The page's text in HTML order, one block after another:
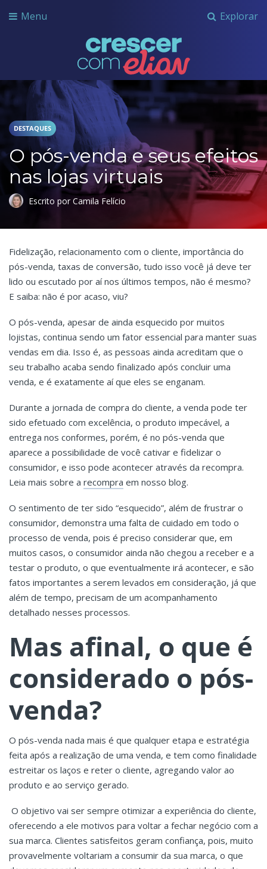
Explorar
Menu
Crescer com Grupo Elian
DESTAQUES
O pós-venda e seus efeitos
nas lojas virtuais
Escrito por Camila Felício
Fidelização, relacionamento com o cliente, importância do
pós-venda, taxas de conversão, tudo isso você já deve ter
lido ou escutado por aí nos últimos tempos, não é mesmo?
E saiba: não é por acaso, viu?
O pós-venda, apesar de ainda esquecido por muitos
lojistas, continua sendo um fator essencial para manter suas
vendas em dia. Isso é, as pessoas ainda acreditam que o
seu trabalho acaba sendo finalizado após concluir uma
venda, e é exatamente aí que eles se enganam.
Durante a jornada de compra do cliente, a venda pode ter
sido efetuado com excelência, o produto impecável, a
entrega nos conformes, porém, é no pós-venda que
aparece a possibilidade de você cativar e fidelizar o
consumidor, e isso pode acontecer através da recompra.
Leia mais sobre a recompra em nosso blog.
O sentimento de ter sido “esquecido”, além de frustrar o
consumidor, demonstra uma falta de cuidado em todo o
processo de venda, pois é preciso considerar que, em
muitos casos, o consumidor ainda não chegou a receber e a
testar o produto, o que eventualmente irá acontecer, e são
fatos importantes a serem levados em consideração, já que
além de tempo, precisam de um acompanhamento
detalhado nesses processos.
Mas afinal, o que é
considerado o pós-
venda?
O pós-venda nada mais é que qualquer etapa e estratégia
feita após a realização de uma venda, e tem como finalidade
estreitar os laços e reter o cliente, agregando valor ao
produto e ao serviço gerado.
O objetivo vai ser sempre otimizar a experiência do cliente,
oferecendo a ele motivos para voltar a fechar negócio com a
sua marca. Clientes satisfeitos geram confiança, pois, muito
provavelmente voltariam a consumir da sua marca, o que